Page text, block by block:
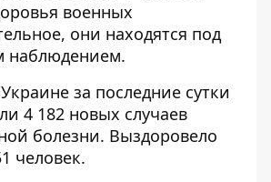
военных
они находятся под
наблюдением.
за последние сутки
4 182 новых случаев
болезни. Выздоровело
человек.